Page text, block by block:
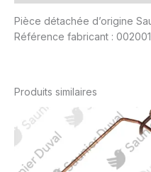
Pièce détachée d’origine
Référence fabricant :
Produits similaires